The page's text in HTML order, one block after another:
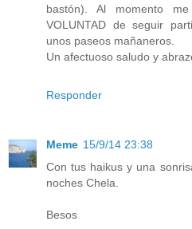
bastón). Al momento
VOLUNTAD de seguir
unos paseos mañaneros.
Un afectuoso saludo y
Responder
Meme 15/9/14 23:38
Con tus haikus y una
noches Chela.
Besos